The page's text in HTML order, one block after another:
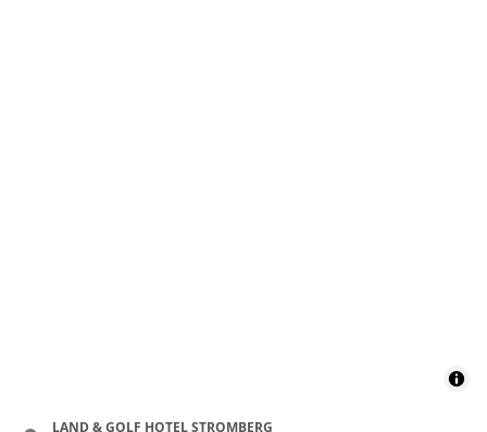
LAND & GOLF HOTEL STROMBERG